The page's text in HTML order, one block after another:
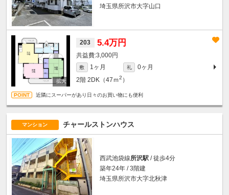
埼玉県所沢市大字山口
203 5.4万円
3,000円
敷 1ヶ月 礼
0ヶ月
2階 2DK（47ｍ2 ）
近隣にスーパーがあり日々のお買い物にも便利
マンション チャールストンハウス
西武池袋線所沢駅 / 徒歩4分
築年24年 / 3階建
埼玉県所沢市大字北秋津